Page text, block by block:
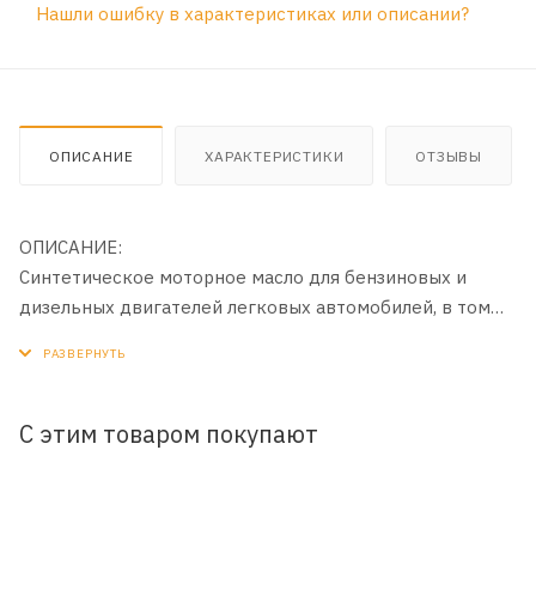
Нашли ошибку в характеристиках или описании?
ОПИСАНИЕ ХАРАКТЕРИСТИКИ ОТЗЫВЫ
ОПИСАНИЕ:
Синтетическое моторное масло для бензиновых и
дизельных двигателей легковых автомобилей, в том
обеспечивающих превосходную защиту двигателя.
С этим товаром покупают